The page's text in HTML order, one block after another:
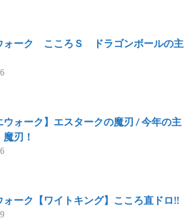
ォーク こころＳ ドラゴンボールの主
ウォーク】エスタークの魔刃 / 今年の主
刃！
ォーク【ワイトキング】こころ直ドロ‼️